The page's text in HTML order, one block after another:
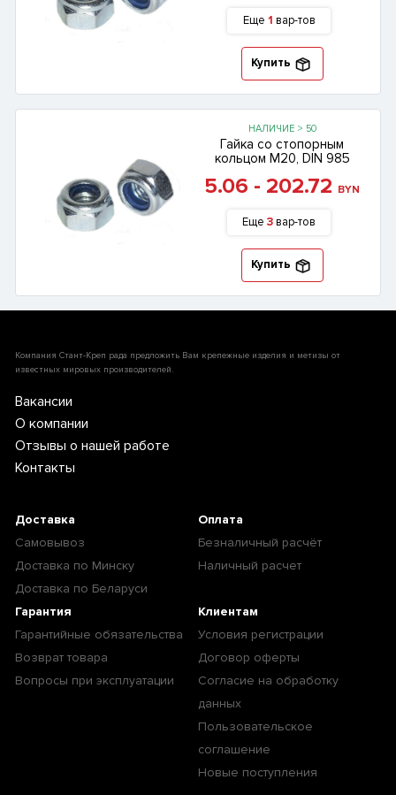
Еще 1 вар-тов
Купить
НАЛИЧИЕ > 50
Гайка со стопорным
кольцом М20, DIN 985
5.06 - 202.72 BYN
Еще 3вар-тов
Купить
Компания Стант-Креп рада предложить Вам крепежные изделия и метизы от
известных мировых производителей.
Вакансии
О компании
Отзывы о нашей работе
Контакты
Доставка
Самовывоз
Доставка по Минску
Доставка по Беларуси
Оплата
Безналичный расчёт
Наличный расчет
Гарантия
Гарантийные обязательства
Возврат товара
Вопросы при эксплуатации
Клиентам
Условия регистрации
Договор оферты
Согласие на обработку
данных
Пользовательское
соглашение
Новые поступления